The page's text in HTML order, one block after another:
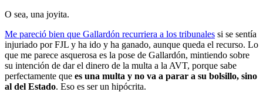
O sea, una joyita.
Me pareció bien que Gallardón recurriera a los tribunales si se sentía
injuriado por FJL y ha ido y ha ganado, aunque queda el recurso. Lo
que me parece asquerosa es la pose de Gallardón, mintiendo sobre
su intención de dar el dinero de la multa a la AVT, porque sabe
perfectamente que es una multa y no va a parar a su bolsillo, sino
al del Estado. Eso es ser un hipócrita.